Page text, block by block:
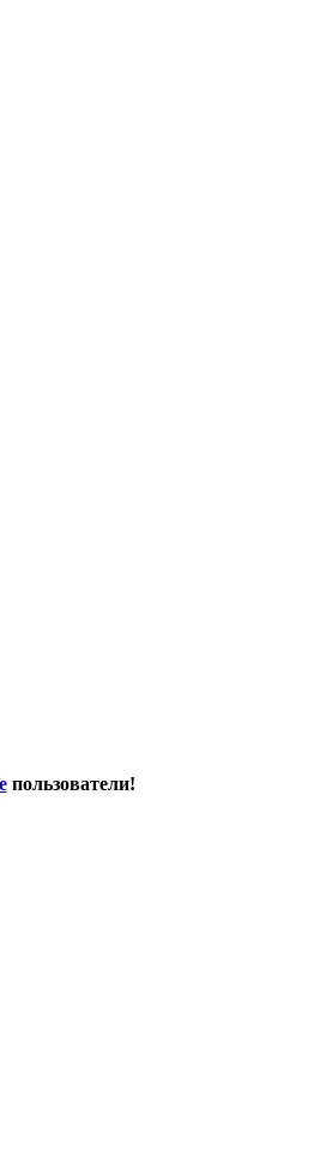
пользователи!